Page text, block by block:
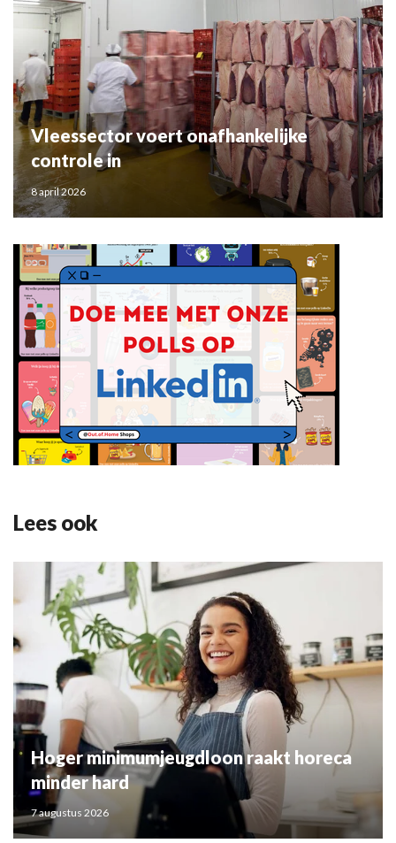
Vleessector voert onafhankelijke
controle in
8 april 2026
Lees ook
Hoger minimumjeugdloon raakt horeca
minder hard
7 augustus 2026